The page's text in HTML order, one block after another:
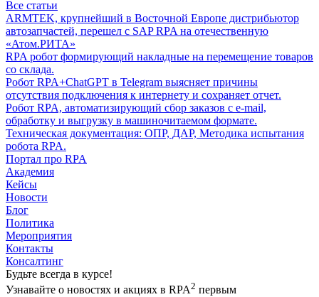
Все статьи
ARMTEK, крупнейший в Восточной Европе дистрибьютор
автозапчастей, перешел с SAP RPA на отечественную
«Атом.РИТА»
RPA робот формирующий накладные на перемещение товаров
со склада.
Робот RPA+ChatGPT в Telegram выясняет причины
отсутствия подключения к интернету и сохраняет отчет.
Робот RPA, автоматизирующий сбор заказов с e-mail,
обработку и выгрузку в машиночитаемом формате.
Техническая документация: ОПР, ДАР, Методика испытания
робота RPA.
Портал про RPA
Академия
Кейсы
Новости
Блог
Политика
Мероприятия
Контакты
Консалтинг
Будьте всегда в курсе!
Узнавайте о новостях и акциях в RPA2 первым